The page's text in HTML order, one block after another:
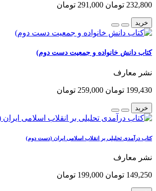
232,800 تومان 291,000 تومان
خرید
کتاب دانش خانواده و جمعیت دست دوم)
نشر معارف
199,430 تومان 259,000 تومان
خرید
کتاب درآمدی تحلیلی بر انقلاب اسلامی ایران (دست دوم)
نشر معارف
149,250 تومان 199,000 تومان